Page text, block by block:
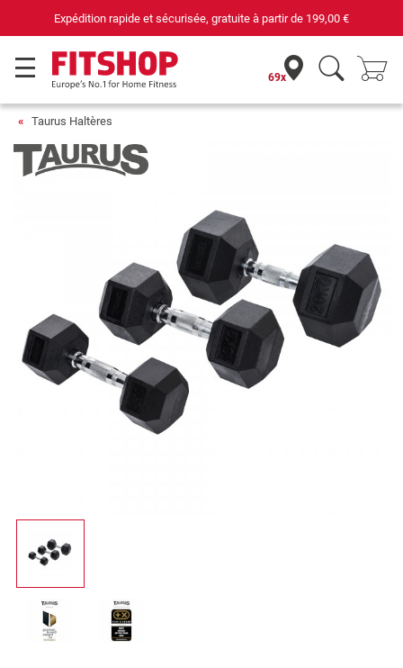
Expédition rapide et sécurisée, gratuite à partir de 199,00 €
69x
Taurus Haltères